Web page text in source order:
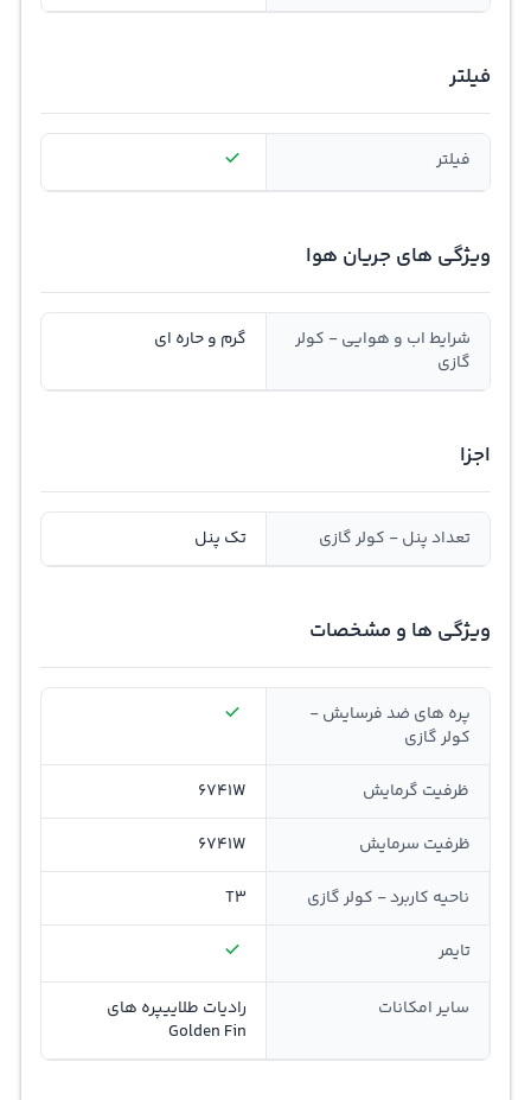
فیلتر
فیلتر
ویژگی های جریان هوا
شرایط اب و هوایی - کولر
گازی
گرم و حاره ای
اجزا
تعداد پنل - کولر گازی تک پنل
ویژگی ها و مشخصات
پره های ضد فرسایش -
کولر گازی
ظرفيت گرمايش 6741W
ظرفيت سرمايش 6741W
ناحیه کاربرد - کولر گازی T3
تایمر
سایر امکانات
رادیات طلاییپره های
Golden Fin